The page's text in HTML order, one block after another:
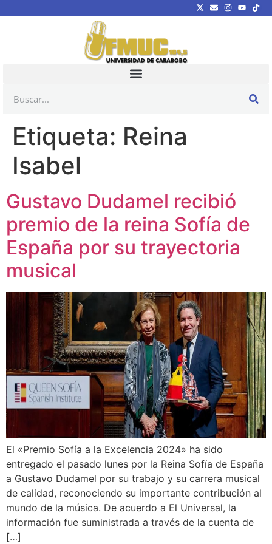
Etiqueta: Reina
Isabel
Gustavo Dudamel recibió
premio de la reina Sofía de
España por su trayectoria
musical
El «Premio Sofía a la Excelencia 2024» ha sido
entregado el pasado lunes por la Reina Sofía de España
a Gustavo Dudamel por su trabajo y su carrera musical
de calidad, reconociendo su importante contribución al
mundo de la música. De acuerdo a El Universal, la
información fue suministrada a través de la cuenta de
[…]